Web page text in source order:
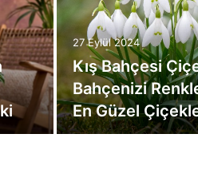
27 Eylül 2024
Kış Bahçesi
Bahçenizi
En Güzel